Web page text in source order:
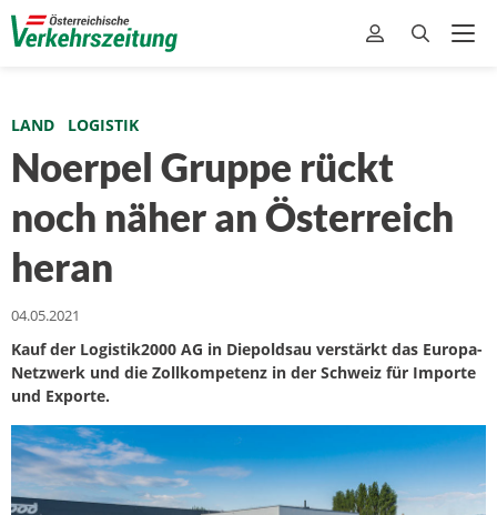
LAND LOGISTIK
Noerpel Gruppe rückt
noch näher an Österreich
heran
04.05.2021
Kauf der Logistik2000 AG in Diepoldsau verstärkt das Europa-
Netzwerk und die Zollkompetenz in der Schweiz für Importe
und Exporte.